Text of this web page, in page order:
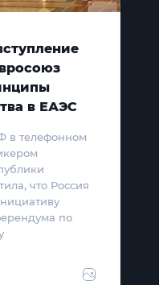
в ЕАЭС
в телефонном
что Россия
по